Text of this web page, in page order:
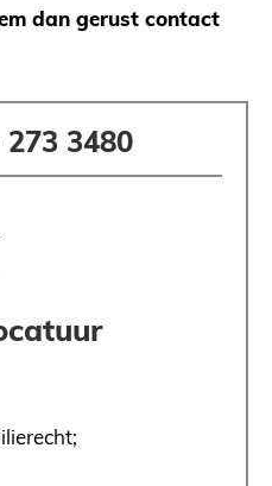
dan gerust contact
3480